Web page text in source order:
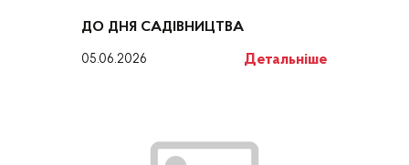
ДО ДНЯ САДІВНИЦТВА
05.06.2026 Детальніше